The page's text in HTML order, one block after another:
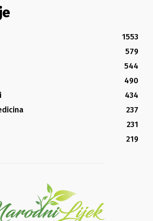
1553
579
544
490
434
237
231
219